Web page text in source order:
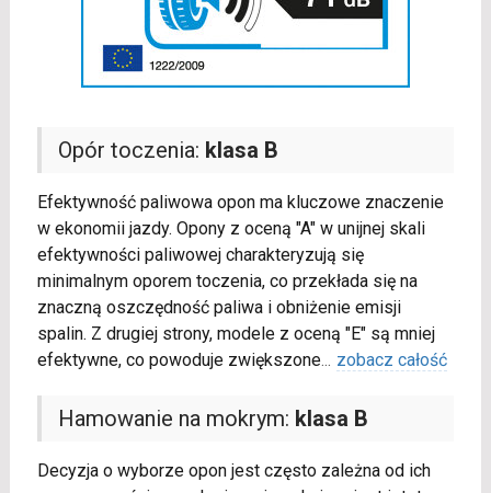
Opór toczenia: klasa B
Efektywność paliwowa opon ma kluczowe znaczenie
w ekonomii jazdy. Opony z oceną "A" w unijnej skali
efektywności paliwowej charakteryzują się
minimalnym oporem toczenia, co przekłada się na
znaczną oszczędność paliwa i obniżenie emisji
spalin. Z drugiej strony, modele z oceną "E" są mniej
efektywne, co powoduje zwiększone... zobacz całość
Hamowanie na mokrym: klasa B
Decyzja o wyborze opon jest często zależna od ich